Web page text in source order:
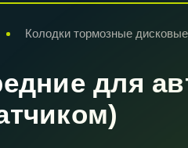
Колодки тормозные дисковые
для